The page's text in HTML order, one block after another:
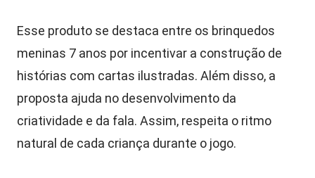
Esse produto se destaca entre os brinquedos
meninas 7 anos por incentivar a construção de
histórias com cartas ilustradas. Além disso, a
proposta ajuda no desenvolvimento da
criatividade e da fala. Assim, respeita o ritmo
natural de cada criança durante o jogo.